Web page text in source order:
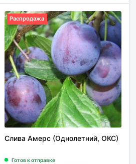
Cлива Амерс (Однолетний, ОКС)
Готов к отправке
Распродажа